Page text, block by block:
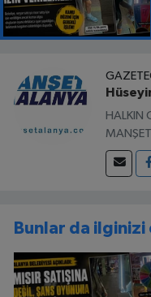
HALKIN
Bunlar da